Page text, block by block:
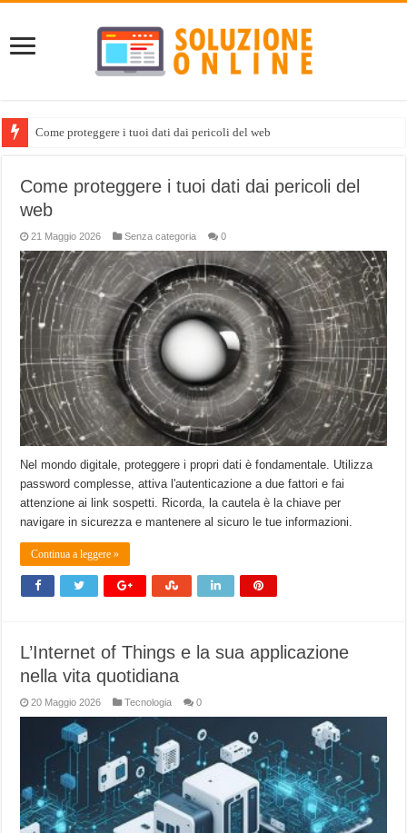
Come proteggere i tuoi dati dai pericoli del web
Come proteggere i tuoi dati dai pericoli del
web
21 Maggio 2026 Senza categoria 0
Nel mondo digitale, proteggere i propri dati è fondamentale. Utilizza
password complesse, attiva l'autenticazione a due fattori e fai
attenzione ai link sospetti. Ricorda, la cautela è la chiave per
navigare in sicurezza e mantenere al sicuro le tue informazioni.
Continua a leggere »
L’Internet of Things e la sua applicazione
nella vita quotidiana
20 Maggio 2026 Tecnologia 0